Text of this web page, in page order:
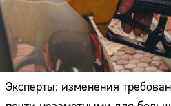
Эксперты: изменения